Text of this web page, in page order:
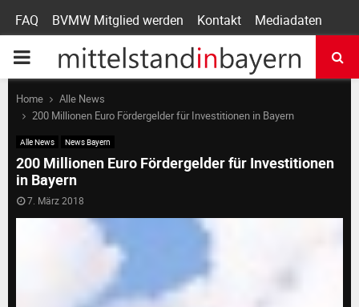
FAQ BVMW Mitglied werden Kontakt Mediadaten
P
R
M
Home
Alle News
200 Millionen Euro Fördergelder für Investitionen in Bayern
Alle News News Bayern
200 Millionen Euro Fördergelder für Investitionen
in Bayern
7. März 2018